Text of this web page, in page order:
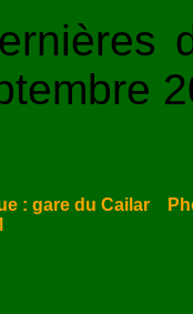
: gare du Cailar